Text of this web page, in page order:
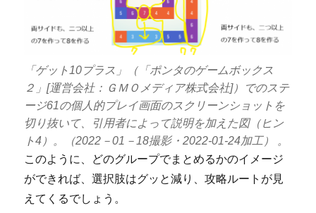
「ゲット10プラス」（「ポンタのゲームボックス
２」[運営会社：ＧＭＯメディア株式会社]）でのステ
ージ61の個人的プレイ画面のスクリーンショットを
切り抜いて、引用者によって説明を加えた図（ヒン
ト4）。（2022－01－18撮影・2022-01-24加工） 。
このように、どのグループでまとめるかのイメージ
ができれば、選択肢はグッと減り、攻略ルートが見
えてくるでしょう。